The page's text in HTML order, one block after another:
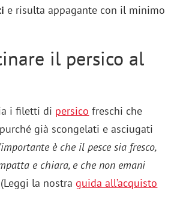
e risulta appagante con il minimo
il persico al
i filetti di persico freschi che
già scongelati e asciugati
è che il pesce sia fresco,
e chiara, e che non emani
(Leggi la nostraguida all’acquisto